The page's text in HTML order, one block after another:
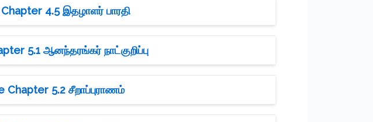
4.5 இதழாளர் பாரதி
5.1 ஆனந்தரங்கர் நாட்குறிப்பு
Chapter 5.2 சீறாப்புராணம்